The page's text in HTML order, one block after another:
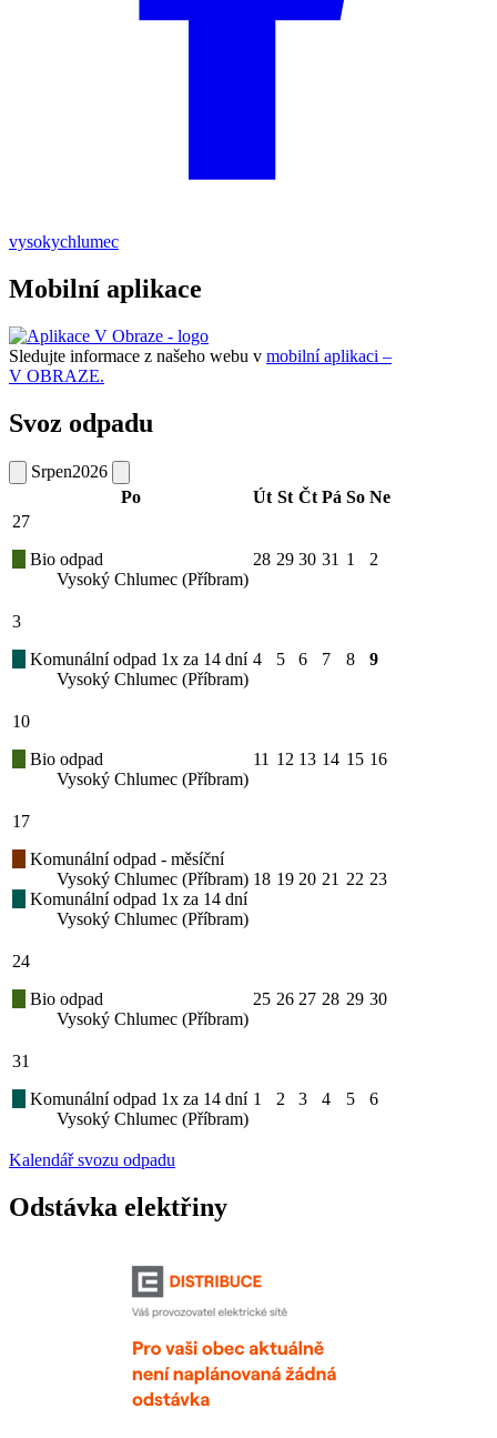
vysokychlumec
Mobilní aplikace
Sledujte informace z našeho webu v mobilní aplikaci –
V OBRAZE.
Svoz odpadu
Srpen2026
Po
Út St Čt Pá So Ne
27
Bio odpad
Vysoký Chlumec (Příbram)
28 29 30 31 1 2
3
Komunální odpad 1x za 14 dní
Vysoký Chlumec (Příbram)
4 5 6 7 8 9
10
Bio odpad
Vysoký Chlumec (Příbram)
11 12 13 14 15 16
17
Komunální odpad - měsíční
Vysoký Chlumec (Příbram)
Komunální odpad 1x za 14 dní
Vysoký Chlumec (Příbram)
18 19 20 21 22 23
24
Bio odpad
Vysoký Chlumec (Příbram)
25 26 27 28 29 30
31
Komunální odpad 1x za 14 dní
Vysoký Chlumec (Příbram)
1 2 3 4 5 6
Kalendář svozu odpadu
Odstávka elektřiny